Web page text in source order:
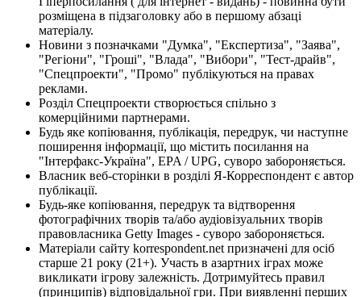
розміщена в підзаголовку або в першому абзаці
матеріалу.
Новини з позначками "Думка", "Експертиза", "Заява",
"Регіони", "Гроші", "Влада", "Вибори", "Тест-драйв",
"Спецпроекти", "Промо" публікуються на правах
реклами.
Розділ Спецпроекти створюється спільно з
комерційними партнерами.
Будь яке копіювання, публікація, передрук, чи наступне
поширення інформації, що містить посилання на
"Інтерфакс-Україна", EPA / UPG, суворо забороняється.
Власник веб-сторінки в розділі Я-Корреспондент є автор
публікації.
Будь-яке копіювання, передрук та відтворення
фотографічних творів та/або аудіовізуальних творів
правовласника Getty Images - суворо забороняється.
Матеріали сайту korrespondent.net призначені для осіб
старше 21 року (21+). Участь в азартних іграх може
викликати ігрову залежність. Дотримуйтесь правил
(принципів) відповідальної гри. При виявленні перших